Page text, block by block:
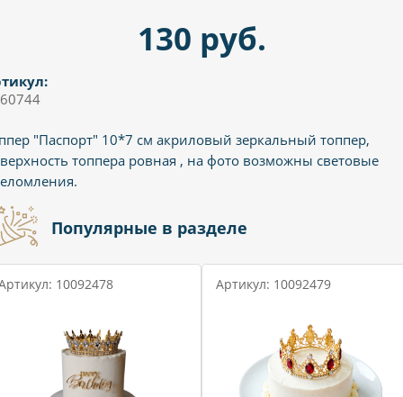
130 руб.
"Паспорт" 10*7 см акриловый зеркальный топпер,
топпера ровная , на фото возможны световые
Популярные в разделе
10092478 Артикул: 10092479